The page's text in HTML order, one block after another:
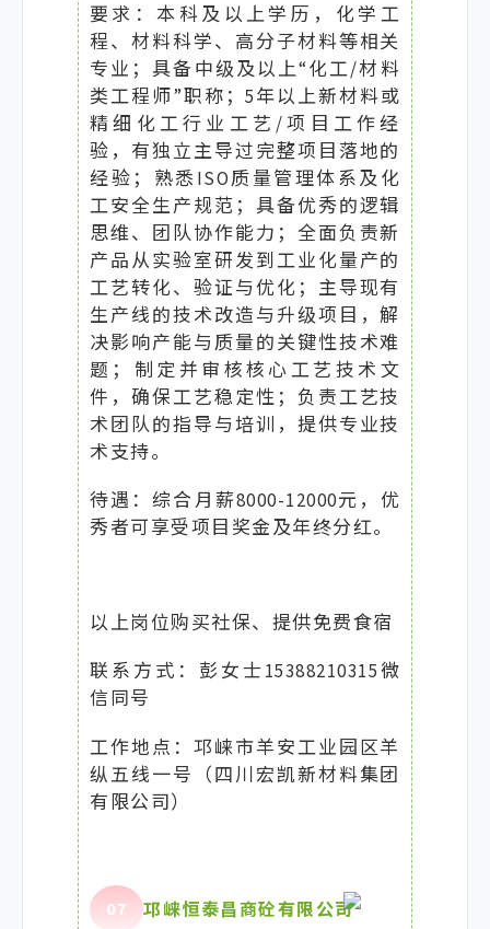
要求：本科及以上学历，化学工
程、材料科学、高分子材料等相关
专业；具备中级及以上“化工/材料
类工程师”职称；5年以上新材料或
精细化工行业工艺/项目工作经
验，有独立主导过完整项目落地的
经验；熟悉ISO质量管理体系及化
工安全生产规范；具备优秀的逻辑
思维、团队协作能力；全面负责新
产品从实验室研发到工业化量产的
工艺转化、验证与优化；主导现有
生产线的技术改造与升级项目，解
决影响产能与质量的关键性技术难
题；制定并审核核心工艺技术文
件，确保工艺稳定性；负责工艺技
术团队的指导与培训，提供专业技
术支持。
待遇：综合月薪8000-12000元，优
秀者可享受项目奖金及年终分红。
以上岗位购买社保、提供免费食宿
联系方式：彭女士15388210315微
信同号
工作地点：邛崃市羊安工业园区羊
纵五线一号（四川宏凯新材料集团
有限公司）
07 邛崃恒泰昌商砼有限公司